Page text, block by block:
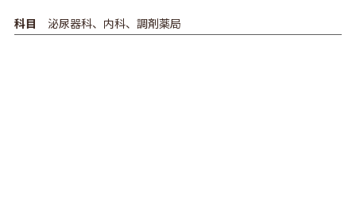
科目 泌尿器科、内科、調剤薬局